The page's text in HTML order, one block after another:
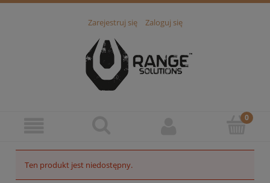
Zarejestruj się Zaloguj się
Ten produkt jest niedostępny.